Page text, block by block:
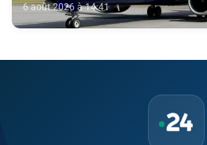
6 août 2026 à 14:41